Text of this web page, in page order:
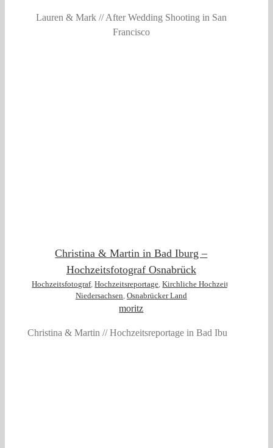
Lauren & Mark // After Wedding Shooting in San
Francisco
Christina & Martin in Bad Iburg –
Hochzeitsfotograf Osnabrück
Hochzeitsfotograf,Hochzeitsreportage,Kirchliche Hochzeit
Niedersachsen, Osnabrücker Land
moritz
Christina & Martin // Hochzeitsreportage in Bad Iburg